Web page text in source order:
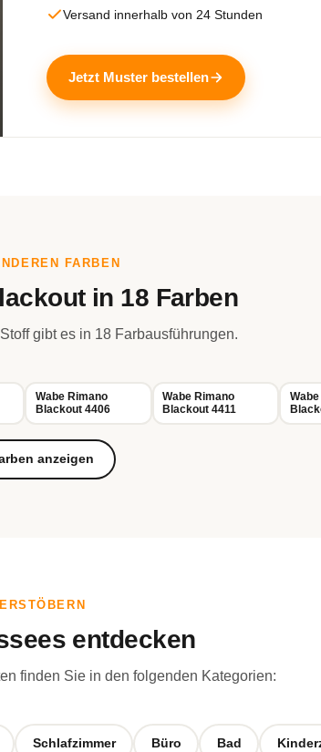
Versand innerhalb von 24 Stunden
Jetzt Muster bestellen
FARBEN
in 18 Farben
gibt es in 18 Farbausführungen.
Wabe Rimano
Blackout 4406
Wabe Rimano
Blackout 4411
anzeigen
entdecken
finden Sie in den folgenden Kategorien:
Schlafzimmer Büro Bad